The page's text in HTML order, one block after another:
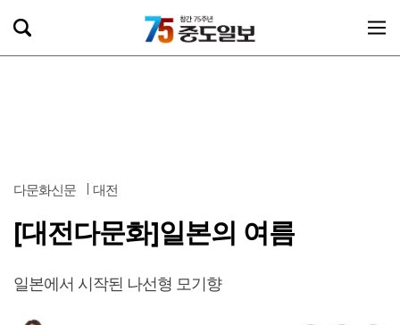
다문화신문 대전
[대전다문화]일본의 여름
일본에서 시작된 나선형 모기향